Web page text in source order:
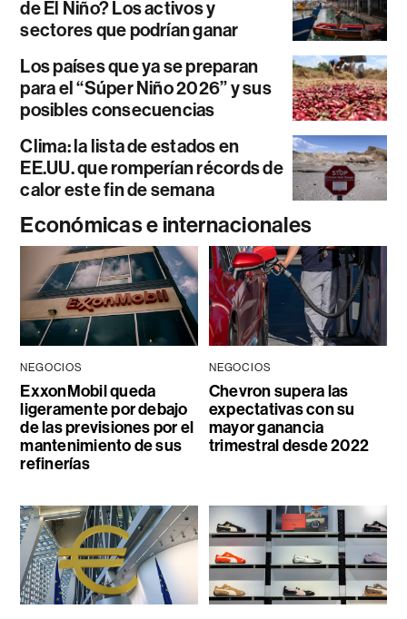
de El Niño? Los activos y
sectores que podrían ganar
Los países que ya se preparan
para el “Súper Niño 2026” y sus
posibles consecuencias
Clima: la lista de estados en
EE.UU. que romperían récords de
calor este fin de semana
Económicas e internacionales
NEGOCIOS
ExxonMobil queda
ligeramente por debajo
de las previsiones por el
mantenimiento de sus
refinerías
NEGOCIOS
Chevron supera las
expectativas con su
mayor ganancia
trimestral desde 2022